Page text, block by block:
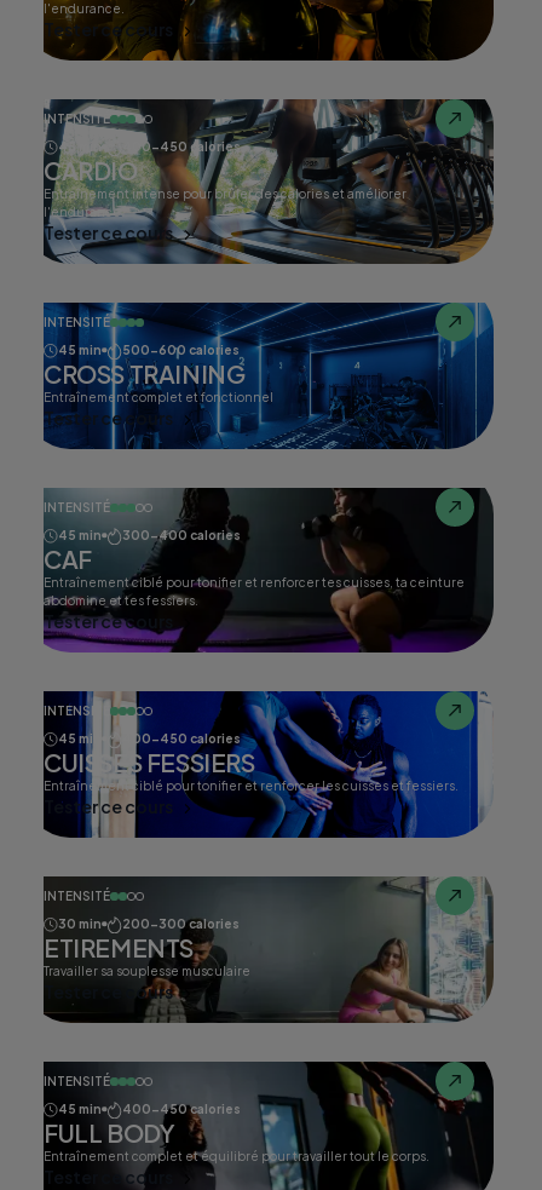
l'endurance.
Tester ce cours
INTENSITÉ
45 min
400-450 calories
CARDIO
Entraînement intense pour brûler des calories et améliorer
l'endurance.
Tester ce cours
INTENSITÉ
45 min
500-600 calories
CROSS TRAINING
Entraînement complet et fonctionnel
Tester ce cours
INTENSITÉ
45 min
300-400 calories
CAF
Entraînement ciblé pour tonifier et renforcer tes cuisses, ta ceinture
abdomine et tes fessiers.
Tester ce cours
INTENSITÉ
45 min
400-450 calories
CUISSES FESSIERS
Entraînement ciblé pour tonifier et renforcer les cuisses et fessiers.
Tester ce cours
INTENSITÉ
30 min
200-300 calories
ETIREMENTS
Travailler sa souplesse musculaire
Tester ce cours
INTENSITÉ
45 min
400-450 calories
FULL BODY
Entraînement complet et équilibré pour travailler tout le corps.
Tester ce cours